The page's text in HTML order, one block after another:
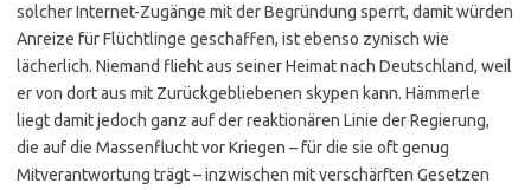
solcher Internet-Zugänge mit der Begründung sperrt, damit würden
Anreize für Flüchtlinge geschaffen, ist ebenso zynisch wie
lächerlich. Niemand flieht aus seiner Heimat nach Deutschland, weil
er von dort aus mit Zurückgebliebenen skypen kann. Hämmerle
liegt damit jedoch ganz auf der reaktionären Linie der Regierung,
die auf die Massenflucht vor Kriegen – für die sie oft genug
Mitverantwortung trägt – inzwischen mit verschärften Gesetzen